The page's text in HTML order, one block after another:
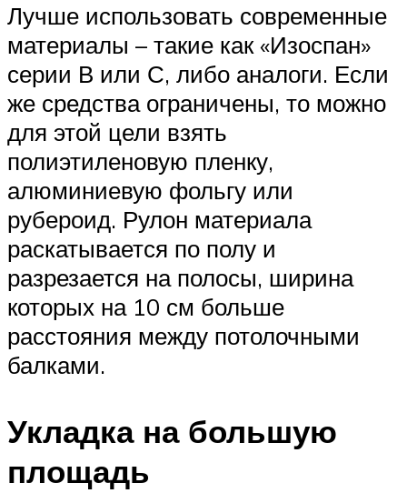
Лучше использовать современные
материалы – такие как «Изоспан»
серии В или С, либо аналоги. Если
же средства ограничены, то можно
для этой цели взять
полиэтиленовую пленку,
алюминиевую фольгу или
рубероид. Рулон материала
раскатывается по полу и
разрезается на полосы, ширина
которых на 10 см больше
расстояния между потолочными
балками.
Укладка на большую
площадь